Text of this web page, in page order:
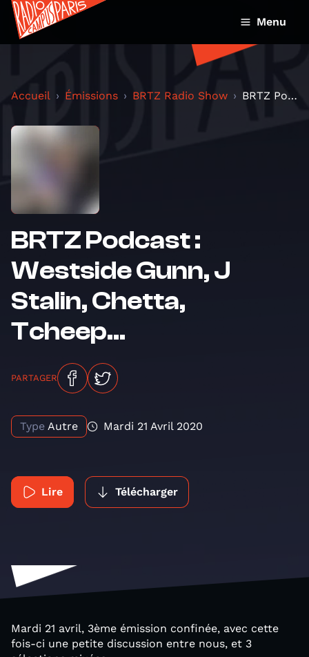
Menu
Accueil Émissions BRTZ Radio Show BRTZ Podcast : Westside Gunn, J Stalin, Chetta, Tc...
BRTZ Podcast :
Westside Gunn, J
Stalin, Chetta,
Tcheep...
PARTAGER
Type Autre Mardi 21 Avril 2020
Lire Télécharger
Mardi 21 avril, 3ème émission confinée, avec cette
fois-ci une petite discussion entre nous, et 3